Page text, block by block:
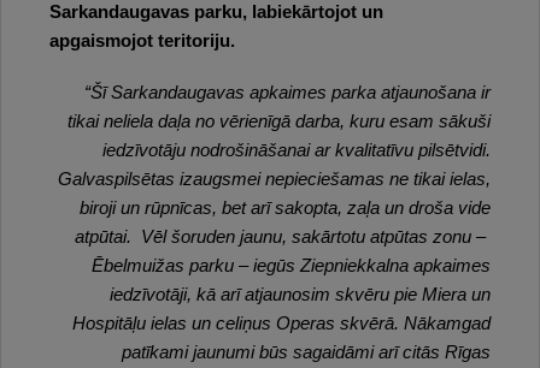
Sarkandaugavas parku, labiekārtojot un
apgaismojot teritoriju.
“Šī Sarkandaugavas apkaimes parka atjaunošana ir
tikai neliela daļa no vērienīgā darba, kuru esam sākuši
iedzīvotāju nodrošināšanai ar kvalitatīvu pilsētvidi.
Galvaspilsētas izaugsmei nepieciešamas ne tikai ielas,
biroji un rūpnīcas, bet arī sakopta, zaļa un droša vide
atpūtai. Vēl šoruden jaunu, sakārtotu atpūtas zonu –
Ēbelmuižas parku – iegūs Ziepniekkalna apkaimes
iedzīvotāji, kā arī atjaunosim skvēru pie Miera un
Hospitāļu ielas un celiņus Operas skvērā. Nākamgad
patīkami jaunumi būs sagaidāmi arī citās Rīgas